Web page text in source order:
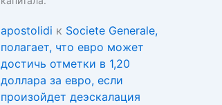
apostolidi к Societe Generale,
полагает, что евро может
достичь отметки в 1,20
доллара за евро, если
произойдет деэскалация